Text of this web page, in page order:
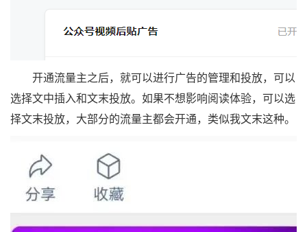
开通流量主之后，就可以进行广告的管理和投放，可以
选择文中插入和文末投放。如果不想影响阅读体验，可以选
择文末投放，大部分的流量主都会开通，类似我文末这种。